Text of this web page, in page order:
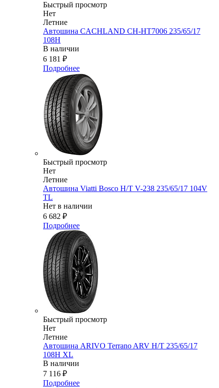
Быстрый просмотр
Нет
Летние
Автошина CACHLAND CH-HT7006 235/65/17
108H
В наличии
6 181 ₽
Подробнее
Быстрый просмотр
Нет
Летние
Автошина Viatti Bosco H/T V-238 235/65/17 104V
TL
Нет в наличии
6 682 ₽
Подробнее
Быстрый просмотр
Нет
Летние
Автошина ARIVO Terrano ARV H/T 235/65/17
108H XL
В наличии
7 116 ₽
Подробнее